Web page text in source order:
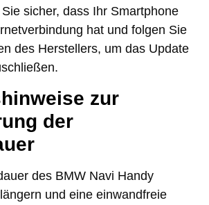
sicher, dass Ihr Smartphone
hat und folgen Sie
des Herstellers, um das Update
zur
der
des BMW Navi Handy
und eine einwandfreie